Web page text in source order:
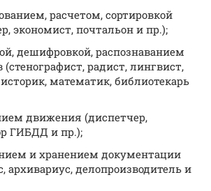
расчетом, сортировкой
экономист, почтальон и пр.);
дешифровкой, распознаванием
радист, лингвист,
математик, библиотекарь
движения (диспетчер,
ГИБДД и пр.);
и хранением документации
архивариус, делопроизводитель и